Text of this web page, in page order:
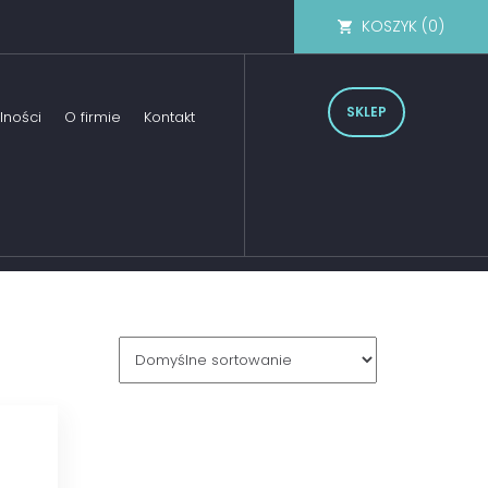
KOSZYK (0)
O firmie Kontakt SKLEP